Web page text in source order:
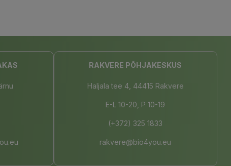
RAKVERE PÕHJAKESKUS
Haljala tee 4, 44415 Rakvere
E-L 10-20, P 10-19
(+372) 325 1833
rakvere@bio4you.eu